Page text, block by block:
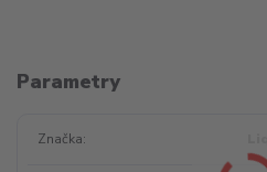
Parametry
Značka